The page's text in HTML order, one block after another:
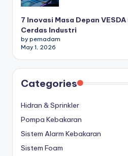
7 Inovasi Masa Depan
Cerdas Industri
by pemadam
May 1, 2026
Categories
Hidran & Sprinkler
Pompa Kebakaran
Sistem Alarm Kebakaran
Sistem Foam